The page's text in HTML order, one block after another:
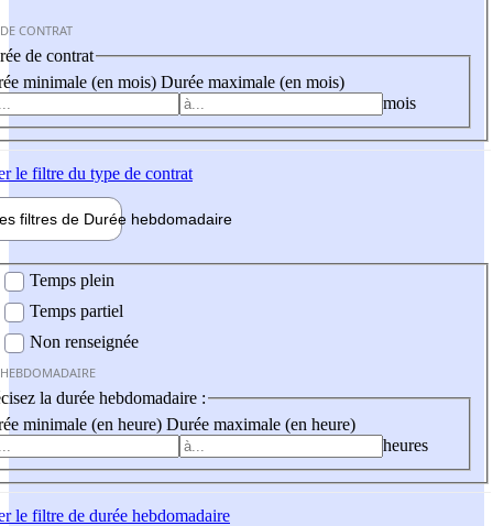
CONTRAT
de contrat
minimale (en mois) Durée maximale (en mois)
mois
le filtre du type de contrat
filtres de Durée hebdomadaire
Temps plein
Temps partiel
Non renseignée
la durée hebdomadaire :
minimale (en heure) Durée maximale (en heure)
heures
le filtre de durée hebdomadaire